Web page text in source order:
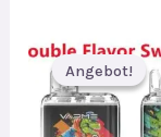
Angebot!
Angebot!